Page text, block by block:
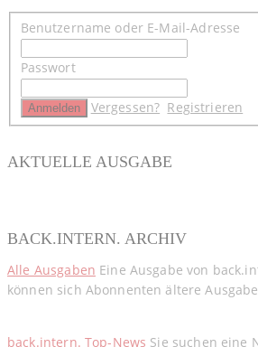
Benutzername oder E-Mail-Adresse
Passwort
Vergessen? Registrieren
AKTUELLE AUSGABE
BACK.INTERN. ARCHIV
Alle Ausgaben Eine Ausgabe von
können sich Abonnenten ältere
back.intern. Top-News Sie suchen eine